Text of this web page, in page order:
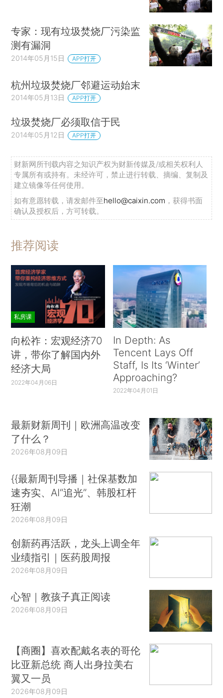
专家：现有垃圾焚烧厂污染监
测有漏洞
2014年05月15日 APP打开
杭州垃圾焚烧厂邻避运动始末
2014年05月13日 APP打开
垃圾焚烧厂必须取信于民
2014年05月12日 APP打开
财新网所刊载内容之知识产权为财新传媒及/或相关权利人
专属所有或持有。未经许可，禁止进行转载、摘编、复制及
建立镜像等任何使用。
如有意愿转载，请发邮件至hello@caixin.com ，获得书面
确认及授权后，方可转载。
推荐阅读
私房课
向松祚：宏观经济70
讲，带你了解国内外
经济大局
2022年04月06日
In Depth: As
Tencent Lays Off
Staff, Is Its ‘Winter’
Approaching?
2022年04月01日
最新财新周刊｜欧洲高温改变
了什么？
2026年08月09日
{{最新周刊导播｜社保基数加
速夯实、AI“追光”、韩股杠杆
狂潮
2026年08月09日
创新药再活跃，龙头上调全年
业绩指引｜医药股周报
2026年08月09日
心智｜教孩子真正阅读
2026年08月09日
【商圈】喜欢配戴名表的哥伦
比亚新总统 商人出身拉美右
翼又一员
2026年08月09日